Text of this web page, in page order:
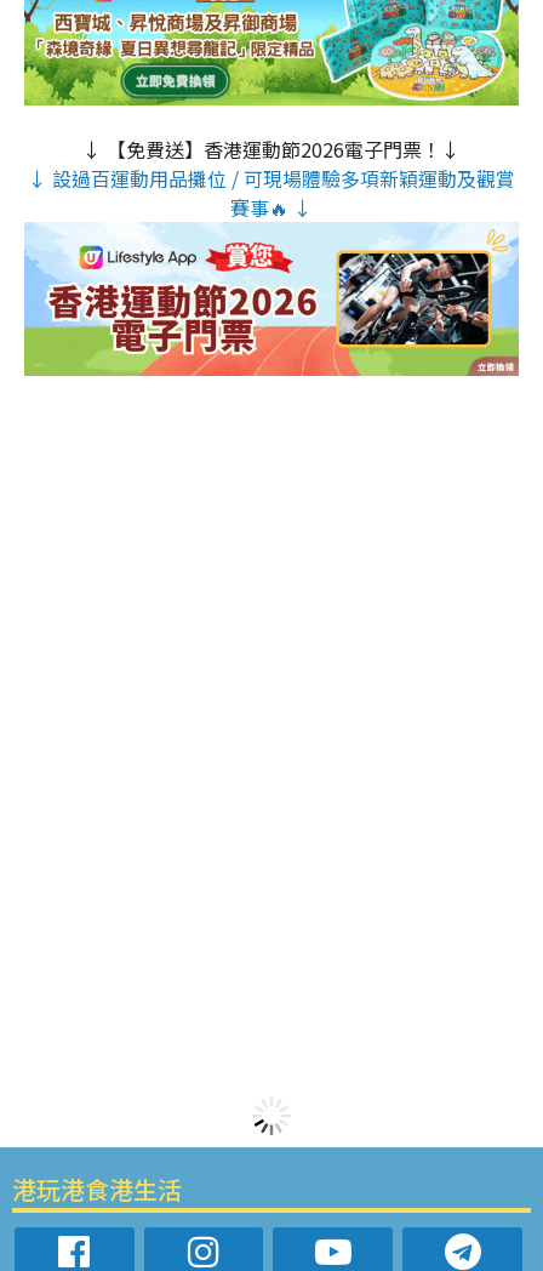
↓ 【免費送】香港運動節2026電子門票！↓
↓ 設過百運動用品攤位 / 可現場體驗多項新穎運動及觀賞
賽事🔥 ↓
港玩港食港生活